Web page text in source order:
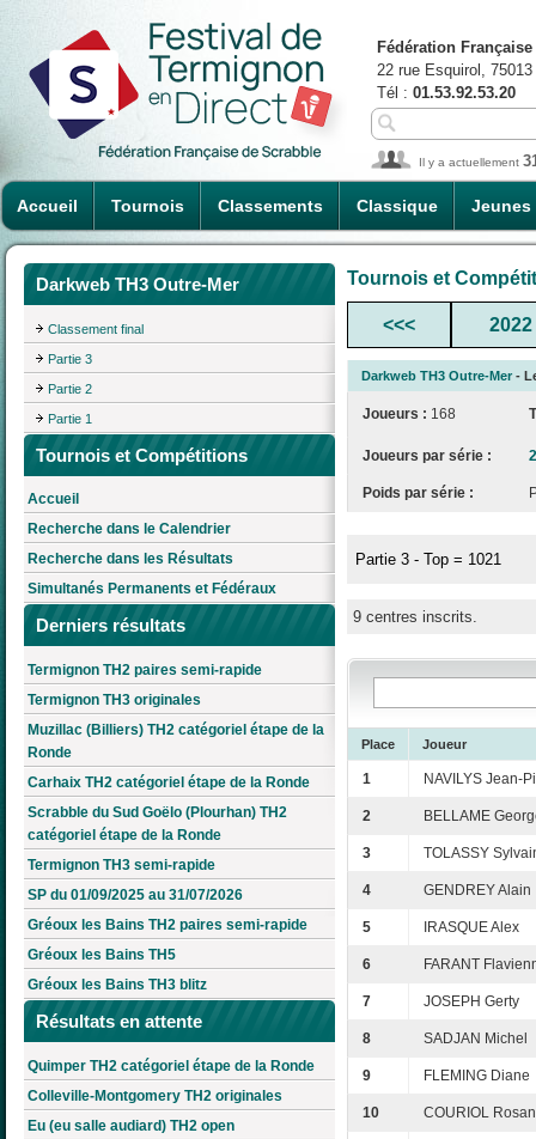
Accueil Tournois Classements Classique Jeunes
Fédération
22 rue Esquirol,
Tél : 01.53.92.53.20
Il y a actuellement
Darkweb TH3 Outre-Mer
Classement final
Partie 3
Partie 2
Partie 1
Tournois et Compétitions
Accueil
Recherche dans le Calendrier
Recherche dans les Résultats
Simultanés Permanents et Fédéraux
Derniers résultats
Termignon TH2 paires semi-rapide
Termignon TH3 originales
Muzillac (Billiers) TH2 catégoriel étape de la
Ronde
Carhaix TH2 catégoriel étape de la Ronde
Scrabble du Sud Goëlo (Plourhan) TH2
catégoriel étape de la Ronde
Termignon TH3 semi-rapide
SP du 01/09/2025 au 31/07/2026
Gréoux les Bains TH2 paires semi-rapide
Gréoux les Bains TH5
Gréoux les Bains TH3 blitz
Résultats en attente
Quimper TH2 catégoriel étape de la Ronde
Colleville-Montgomery TH2 originales
Eu (eu salle audiard) TH2 open
Tournois et
<<< 2022
Darkweb TH3 Outre-Mer -
Joueurs : 168
Joueurs par série :
Poids par série :
Partie 3 - Top = 1021
9 centres inscrits.
Place Joueur
1 NAVILYS Jean-
2 BELLAME
3 TOLASSY
4 GENDREY Alain
5 IRASQUE Alex
6 FARANT
7 JOSEPH Gerty
8 SADJAN Michel
9 FLEMING Diane
10 COURIOL Rosan